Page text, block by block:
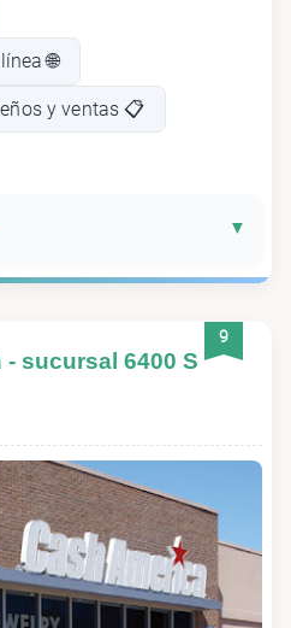
🌐
y ventas 📋
9
sucursal 6400 S